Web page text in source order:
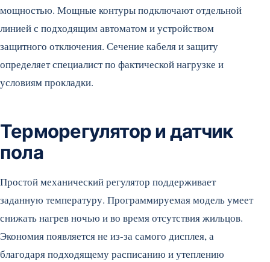
мощностью. Мощные контуры подключают отдельной
линией с подходящим автоматом и устройством
защитного отключения. Сечение кабеля и защиту
определяет специалист по фактической нагрузке и
условиям прокладки.
Терморегулятор и датчик
пола
Простой механический регулятор поддерживает
заданную температуру. Программируемая модель умеет
снижать нагрев ночью и во время отсутствия жильцов.
Экономия появляется не из-за самого дисплея, а
благодаря подходящему расписанию и утеплению